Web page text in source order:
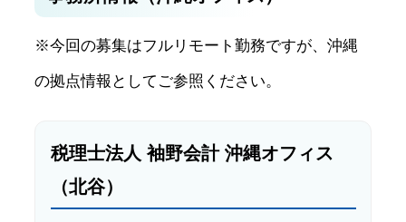
※今回の募集はフルリモート勤務ですが、沖縄
の拠点情報としてご参照ください。
税理士法人 袖野会計 沖縄オフィス
（北谷）